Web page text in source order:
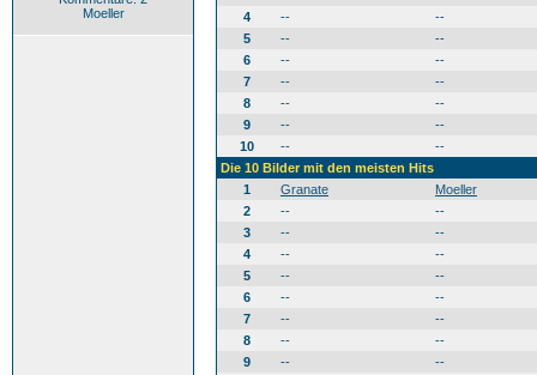
Moeller
4
--
--
5
--
--
6
--
--
7
--
--
8
--
--
9
--
--
10
--
--
Die 10 Bilder mit den meisten Hits
1
Granate
Moeller
2
--
--
3
--
--
4
--
--
5
--
--
6
--
--
7
--
--
8
--
--
9
--
--